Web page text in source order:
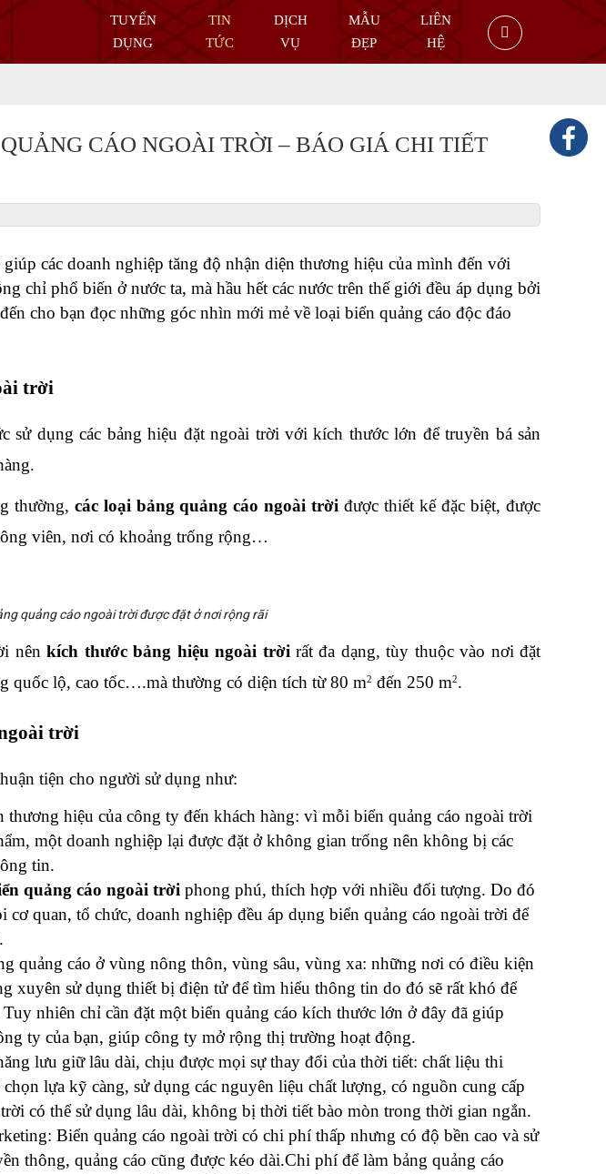
TUYỂN
DỤNG
TIN
TỨC
DỊCH
VỤ
MẪU
ĐẸP
LIÊN
HỆ
CÁO NGOÀI TRỜI – BÁO GIÁ CHI TIẾT
giúp các doanh nghiệp tăng độ nhận diện thương hiệu của mình đến với
chỉ phổ biến ở nước ta, mà hầu hết các nước trên thế giới đều áp dụng bởi
cho bạn đọc những góc nhìn mới mẻ về loại biển quảng cáo độc đáo
trời
sử dụng các bảng hiệu đặt ngoài trời với kích thước lớn để truyền bá sản
thường, các loại bảng quảng cáo ngoài trời được thiết kế đặc biệt, được
viên, nơi có khoảng trống rộng…
quảng cáo ngoài trời được đặt ở nơi rộng rãi
nên kích thước bảng hiệu ngoài trời rất đa dạng, tùy thuộc vào nơi đặt
quốc lộ, cao tốc….mà thường có diện tích từ 80 m2 đến 250 m2.
trời
tiện cho người sử dụng như:
hiệu của công ty đến khách hàng: vì mỗi biển quảng cáo ngoài trời
một doanh nghiệp lại được đặt ở không gian trống nên không bị các
tin.
quảng cáo ngoài trời phong phú, thích hợp với nhiều đối tượng. Do đó
quan, tổ chức, doanh nghiệp đều áp dụng biển quảng cáo ngoài trời để
quảng cáo ở vùng nông thôn, vùng sâu, vùng xa: những nơi có điều kiện
xuyên sử dụng thiết bị điện tử để tìm hiểu thông tin do đó sẽ rất khó để
nhiên chỉ cần đặt một biển quảng cáo kích thước lớn ở đây đã giúp
ty của bạn, giúp công ty mở rộng thị trường hoạt động.
lưu giữ lâu dài, chịu được mọi sự thay đổi của thời tiết: chất liệu thi
lựa kỹ càng, sử dụng các nguyên liệu chất lượng, có nguồn cung cấp
có thể sử dụng lâu dài, không bị thời tiết bào mòn trong thời gian ngắn.
Biển quảng cáo ngoài trời có chi phí thấp nhưng có độ bền cao và sử
thông, quảng cáo cũng được kéo dài.Chi phí để làm bảng quảng cáo